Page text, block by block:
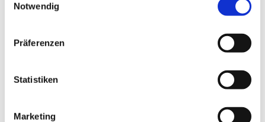
Notwendig
Präferenzen
Statistiken
Marketing